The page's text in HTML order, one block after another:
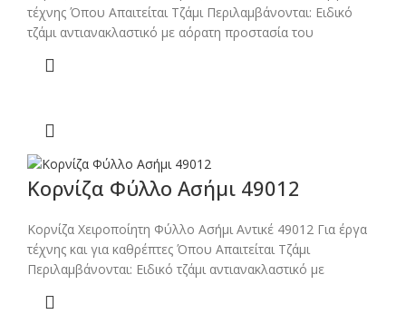
τέχνης Όπου Απαιτείται Τζάμι Περιλαμβάνονται: Ειδικό
τζάμι αντιανακλαστικό με αόρατη προστασία του
Κορνίζα Φύλλο Ασήμι 49012
Κορνίζα Χειροποίητη Φύλλο Ασήμι Αντικέ 49012 Για έργα
τέχνης και για καθρέπτες Όπου Απαιτείται Τζάμι
Περιλαμβάνονται: Ειδικό τζάμι αντιανακλαστικό με